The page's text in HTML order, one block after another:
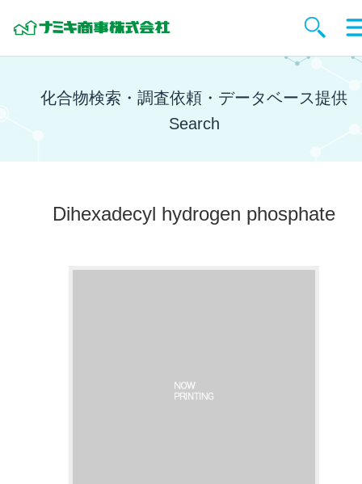
化合物検索・調査依頼・データベース提供
Search
Dihexadecyl hydrogen phosphate